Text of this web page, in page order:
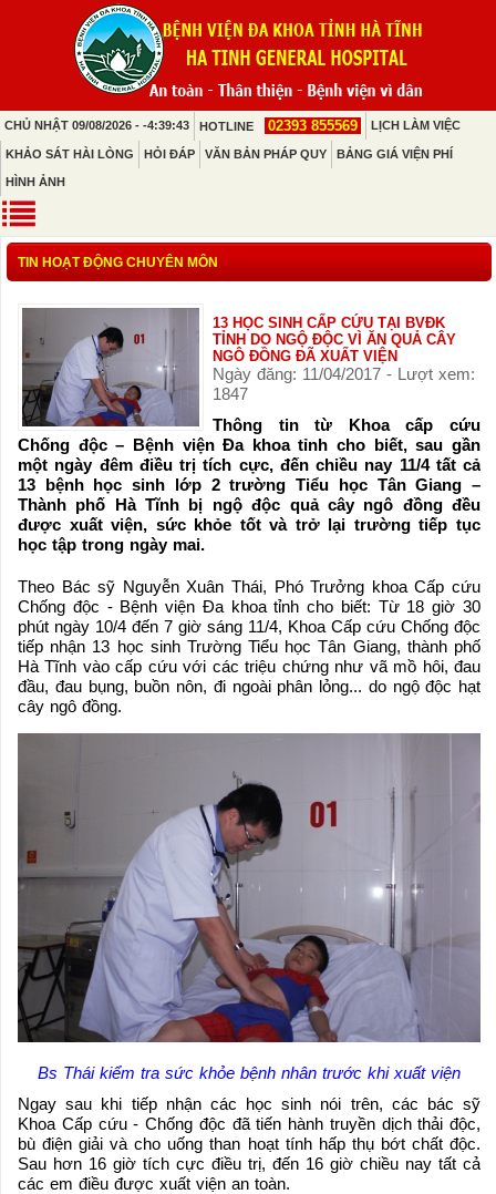
CHỦ NHẬT 09/08/2026 - -4:39:43 HOTLINE 02393 855569 LỊCH LÀM VIỆC
KHẢO SÁT HÀI LÒNG HỎI ĐÁP VĂN BẢN PHÁP QUY BẢNG GIÁ VIỆN PHÍ
HÌNH ẢNH
TIN HOẠT ĐỘNG CHUYÊN MÔN
13 HỌC SINH CẤP CỨU TẠI BVĐK
TỈNH DO NGỘ ĐỘC VÌ ĂN QUẢ CÂY
NGÔ ĐỒNG ĐÃ XUẤT VIỆN
Ngày đăng: 11/04/2017 - Lượt xem:
1847
Thông tin từ Khoa cấp cứu
Chống độc – Bệnh viện Đa khoa tỉnh cho biết, sau gần
một ngày đêm điều trị tích cực, đến chiều nay 11/4 tất cả
13 bệnh học sinh lớp 2 trường Tiểu học Tân Giang –
Thành phố Hà Tĩnh bị ngộ độc quả cây ngô đồng đều
được xuất viện, sức khỏe tốt và trở lại trường tiếp tục
học tập trong ngày mai.
Theo Bác sỹ Nguyễn Xuân Thái, Phó Trưởng khoa Cấp cứu
Chống độc - Bệnh viện Đa khoa tỉnh cho biết: Từ 18 giờ 30
phút ngày 10/4 đến 7 giờ sáng 11/4, Khoa Cấp cứu Chống độc
tiếp nhận 13 học sinh Trường Tiểu học Tân Giang, thành phố
Hà Tĩnh vào cấp cứu với các triệu chứng như vã mồ hôi, đau
đầu, đau bụng, buồn nôn, đi ngoài phân lỏng... do ngộ độc hạt
cây ngô đồng.
Bs Thái kiểm tra sức khỏe bệnh nhân trước khi xuất viện
Ngay sau khi tiếp nhận các học sinh nói trên, các bác sỹ
Khoa Cấp cứu - Chống độc đã tiến hành truyền dịch thải độc,
bù điện giải và cho uống than hoạt tính hấp thụ bớt chất độc.
Sau hơn 16 giờ tích cực điều trị, đến 16 giờ chiều nay tất cả
các em điều được xuất viện an toàn.